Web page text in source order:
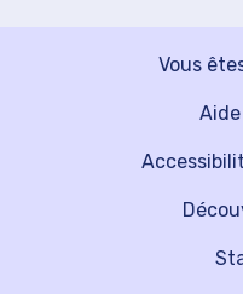
Vous